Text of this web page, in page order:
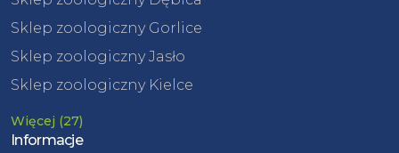
Sklep zoologiczny Gorlice
Sklep zoologiczny Jasło
Sklep zoologiczny Kielce
Więcej (27)
Informacje